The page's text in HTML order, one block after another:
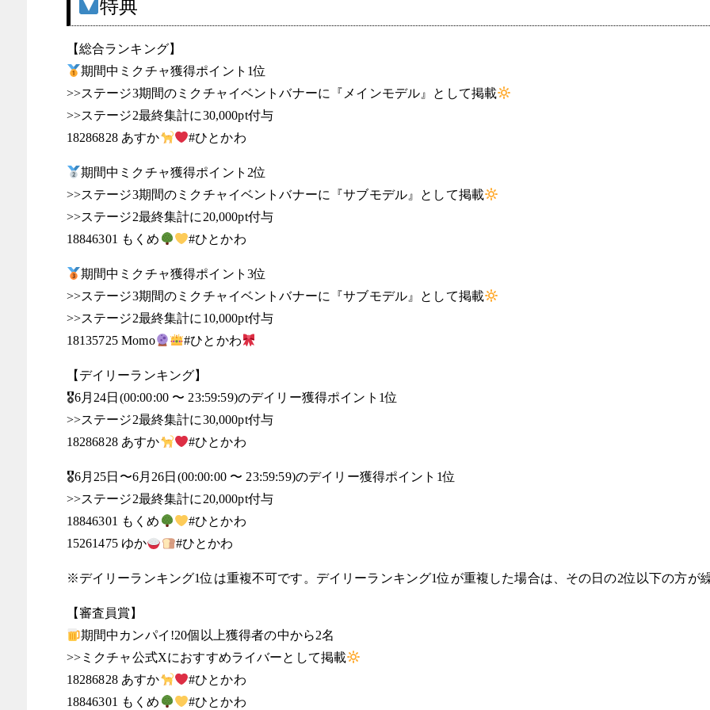
特典
【総合ランキング】
期間中ミクチャ獲得ポイント1位
>>ステージ3期間のミクチャイベントバナーに『メインモデル』として掲載
>>ステージ2最終集計に30,000pt付与
18286828 あすか
#ひとかわ
期間中ミクチャ獲得ポイント2位
>>ステージ3期間のミクチャイベントバナーに『サブモデル』として掲載
>>ステージ2最終集計に20,000pt付与
18846301 もくめ
#ひとかわ
期間中ミクチャ獲得ポイント3位
>>ステージ3期間のミクチャイベントバナーに『サブモデル』として掲載
>>ステージ2最終集計に10,000pt付与
18135725 Momo
#ひとかわ
【デイリーランキング】
🎖6月24日(00:00:00 〜 23:59:59)のデイリー獲得ポイント1位
>>ステージ2最終集計に30,000pt付与
18286828 あすか
#ひとかわ
🎖6月25日〜6月26日(00:00:00 〜 23:59:59)のデイリー獲得ポイント1位
>>ステージ2最終集計に20,000pt付与
18846301 もくめ
#ひとかわ
15261475 ゆか
#ひとかわ
※デイリーランキング1位は重複不可です。デイリーランキング1位が重複した場合は、その日の2位以下の方が
【審査員賞】
期間中カンパイ!20個以上獲得者の中から2名
>>ミクチャ公式Xにおすすめライバーとして掲載
18286828 あすか
#ひとかわ
18846301 もくめ
#ひとかわ